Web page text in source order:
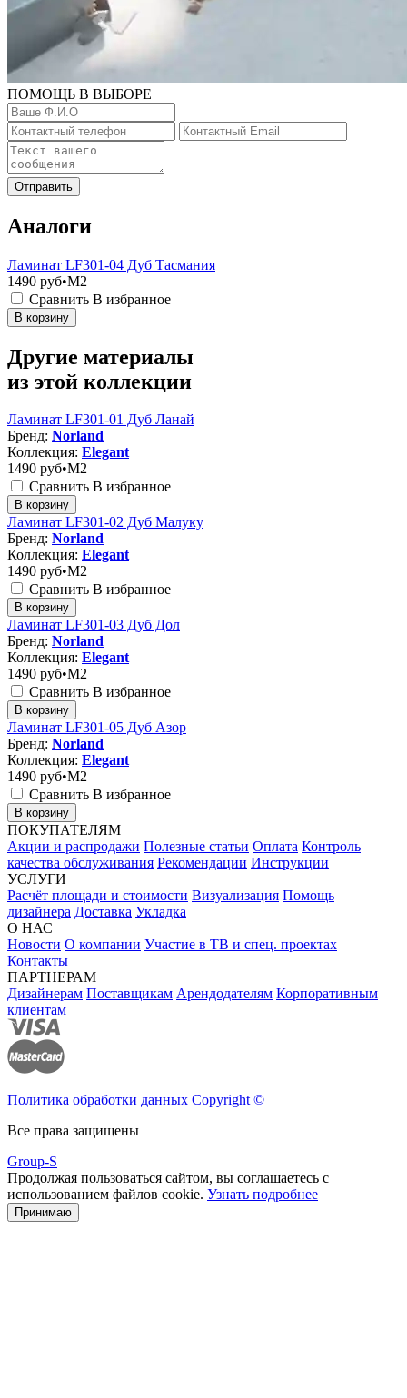
ПОМОЩЬ В ВЫБОРЕ
Отправить
Аналоги
Ламинат LF301-04 Дуб Тасмания
1490 руб•M2
Сравнить В избранное
В корзину
Другие материалы
из этой коллекции
Ламинат LF301-01 Дуб Ланай
Бренд: Norland
Коллекция: Elegant
1490 руб•M2
Сравнить В избранное
В корзину
Ламинат LF301-02 Дуб Малуку
Бренд: Norland
Коллекция: Elegant
1490 руб•M2
Сравнить В избранное
В корзину
Ламинат LF301-03 Дуб Дол
Бренд: Norland
Коллекция: Elegant
1490 руб•M2
Сравнить В избранное
В корзину
Ламинат LF301-05 Дуб Азор
Бренд: Norland
Коллекция: Elegant
1490 руб•M2
Сравнить В избранное
В корзину
ПОКУПАТЕЛЯМ
Акции и распродажи Полезные статьи Оплата Контроль
качества обслуживания Рекомендации Инструкции
УСЛУГИ
Расчёт площади и стоимости Визуализация Помощь
дизайнера Доставка Укладка
О НАС
Новости О компании Участие в ТВ и спец. проектах
Контакты
ПАРТНЕРАМ
Дизайнерам Поставщикам Арендодателям Корпоративным
клиентам
Политика обработки данных Copyright ©
Все права защищены |
Group-S
Продолжая пользоваться сайтом, вы соглашаетесь с
использованием файлов cookie. Узнать подробнее
Принимаю